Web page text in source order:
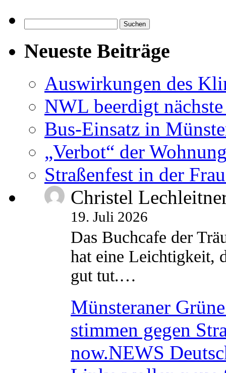
nach:
Neueste Beiträge
Auswirkungen des
NWL beerdigt
Bus-Einsatz in
„Verbot“ der
Straßenfest in der
Christel
19. Juli 2026
Das Buchcafe der
hat eine Leichtigkeit,
gut tut.…
Münsteraner
stimmen gegen
now.NEWS